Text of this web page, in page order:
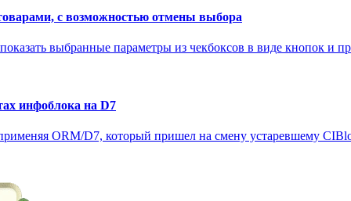
с возможностью отмены выбора
выбранные параметры из чекбоксов в виде кнопок и
инфоблока на D7
ORM/D7, который пришел на смену устаревшему